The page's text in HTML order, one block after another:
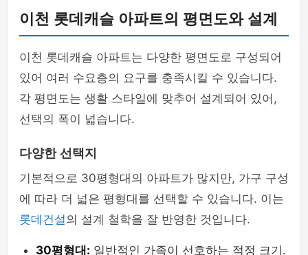
이천 롯데캐슬 아파트의 평면도와 설계
이천 롯데캐슬 아파트는 다양한 평면도로 구성되어
있어 여러 수요층의 요구를 충족시킬 수 있습니다.
각 평면도는 생활 스타일에 맞추어 설계되어 있어,
선택의 폭이 넓습니다.
다양한 선택지
기본적으로 30평형대의 아파트가 많지만, 가구 구성
에 따라 더 넓은 평형대를 선택할 수 있습니다. 이는
롯데건설 의 설계 철학을 잘 반영한 것입니다.
30평형대: 일반적인 가족이 선호하는 적정 크기.